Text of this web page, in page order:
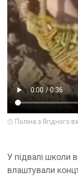
Поліна з Ягідного
У підвалі школи в
влаштували